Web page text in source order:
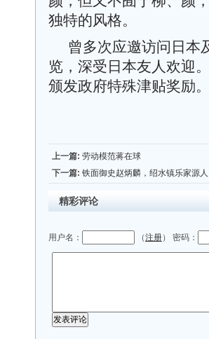
独特的风格。
曾多次应邀访问日本
览，深受日本友人欢迎
颁发政府特殊津贴奖励。
上一篇: 劳动模范蒋在球
下一篇: 铁面御史赵炳麟，绍水镇乐家源人
精彩评论
用户名： （注册） 密码：